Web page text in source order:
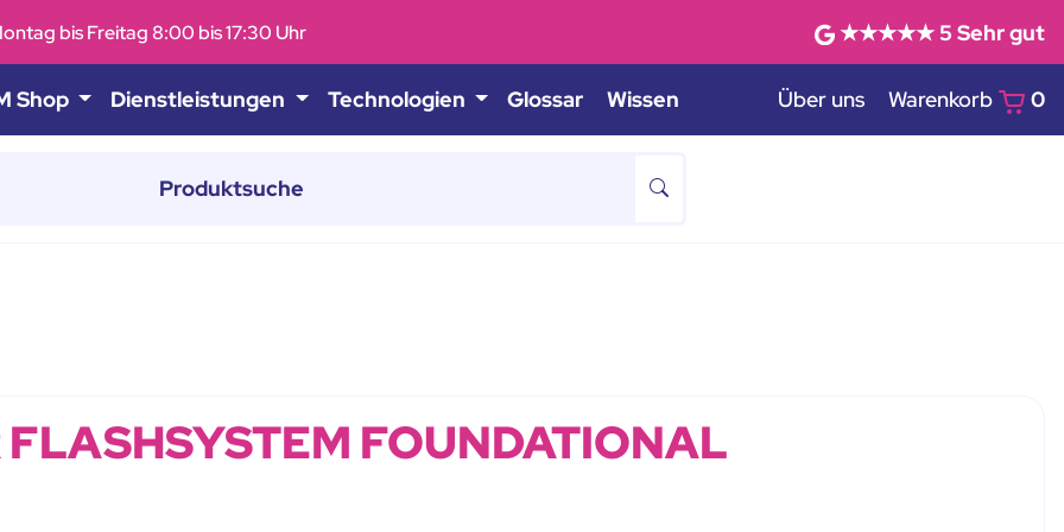
bis Freitag 8:00 bis 17:30 Uhr ★★★★★5 Sehr gut
Shop Dienstleistungen Technologien Glossar Wissen Über uns Warenkorb 0
FLASHSYSTEM FOUNDATIONAL